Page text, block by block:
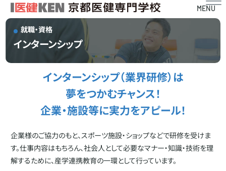
MENU
就職・資格
インターンシップ
インターンシップ（業界研修）は
夢をつかむチャンス！
企業・施設等に実力をアピール！
企業様のご協力のもと、スポーツ施設・ショップなどで研修を受けま
す。仕事内容はもちろん、社会人として必要なマナー・知識・技術を理
解するために、産学連携教育の一環として行っています。